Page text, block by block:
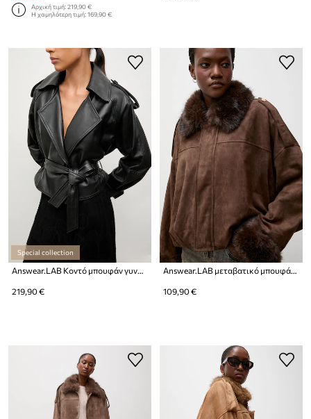
Αρχική τιμή:219,90 €
Η χαμηλότερη τιμή:169,90 €
Special collection
Answear.LAB Κοντό μπουφάν γυναικείο δερμάτινο
219,90 €
Answear.LAB μεταβατικό μπουφάν γυναικείο από απομίμηση σουέτ
109,90 €